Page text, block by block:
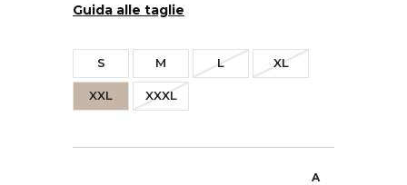
Guida alle taglie
S M L XL
XXL XXXL
A